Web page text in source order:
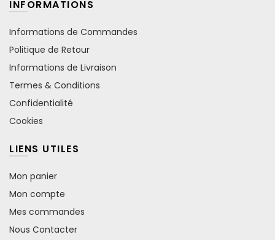
INFORMATIONS
Informations de Commandes
Politique de Retour
Informations de Livraison
Termes & Conditions
Confidentialité
Cookies
LIENS UTILES
Mon panier
Mon compte
Mes commandes
Nous Contacter